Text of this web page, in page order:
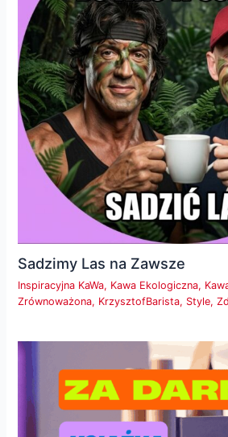
Sadzimy Las na Zawsze
Inspiracyjna KaWa, Kawa Ekologiczna,
Zrównoważona, KrzysztofBarista, Style,